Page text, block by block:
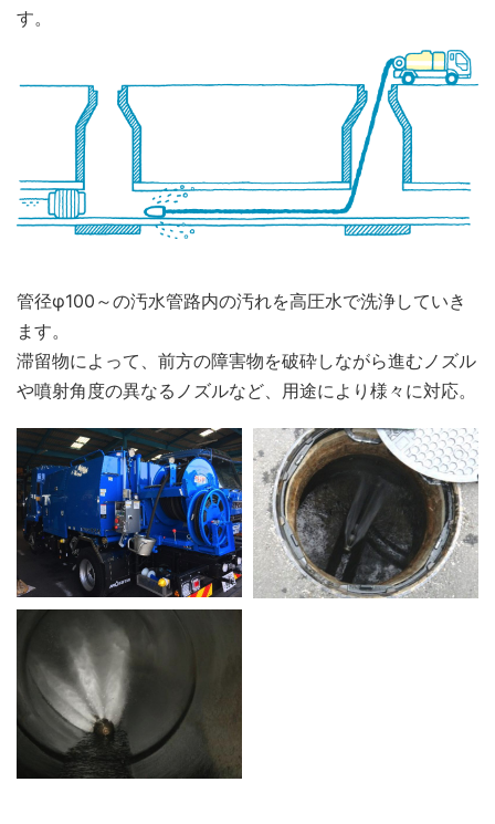
す。
管径φ100～の汚水管路内の汚れを高圧水で洗浄していき
ます。
滞留物によって、前方の障害物を破砕しながら進むノズル
や噴射角度の異なるノズルなど、用途により様々に対応。